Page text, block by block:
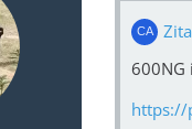
600NG
https://